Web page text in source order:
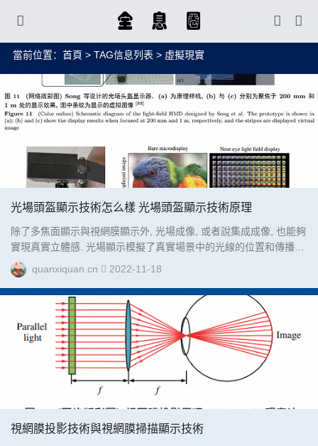
當前位置： 首頁 > TAG信息列表 > 虛擬現實
光場頭盔顯示技術怎么樣 光場頭盔顯示技術原理
除了多焦面顯示與視網膜顯示外, 光場成像, 或者說集成成像, 也能夠
實現真實立體感. 光場顯示模擬了真實場景中的光線的位置和傳播方
向. 光場頭盔顯示器常常借助微孔陣列或者微透鏡陣列....
quanxiquan.cn 2022-11-18
視網膜投影技術與視網膜掃描顯示技術